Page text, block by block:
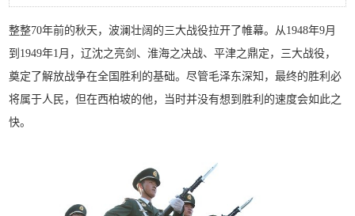
整整70年前的秋天，波澜壮阔的三大战役拉开了帷幕。从1948年9月
到1949年1月，辽沈之亮剑、淮海之决战、平津之鼎定，三大战役，
奠定了解放战争在全国胜利的基础。尽管毛泽东深知，最终的胜利必
将属于人民，但在西柏坡的他，当时并没有想到胜利的速度会如此之
快。